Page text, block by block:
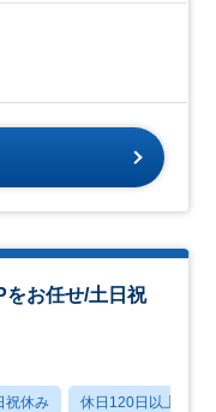
をお任せ/土日祝
祝休み 休日120日以上